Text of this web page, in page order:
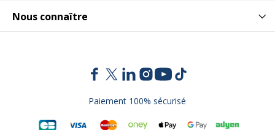
Nous connaître
Paiement 100% sécurisé